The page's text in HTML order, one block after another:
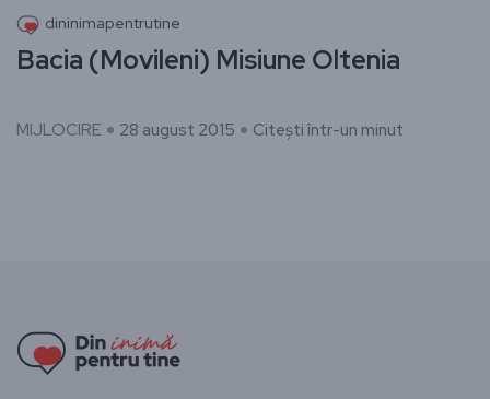
dininimapentrutine
Bacia (Movileni) Misiune Oltenia
MIJLOCIRE 28 august 2015 Citești într-un minut